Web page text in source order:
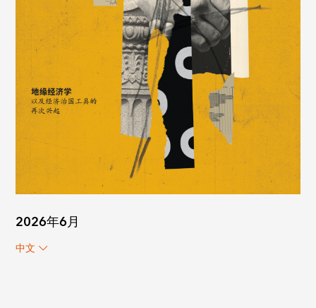
2026年6月
中文